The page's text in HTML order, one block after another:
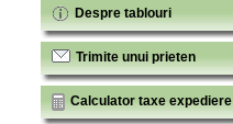
Despre tablouri
Trimite unui prieten
Calculator taxe expediere